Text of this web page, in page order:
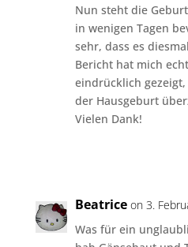
Nun steht die
in wenigen Tagen
sehr, dass es
Bericht hat mich
eindrücklich gezeigt,
der Hausgeburt
Vielen Dank!
Beatrice on 3.
Was für ein